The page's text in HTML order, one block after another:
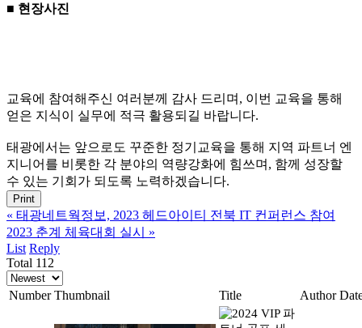
■ 현장사진
교육에 참여해주신 여러분께 감사 드리며, 이번 교육을 통해
얻은 지식이 실무에 적극 활용되길 바랍니다.
태광에서는 앞으로도 꾸준한 정기교육을 통해 지역 파트너 엔
지니어를 비롯한 각 분야의 역량강화에 힘쓰며, 함께 성장할
수 있는 기회가 되도록 노력하겠습니다.
Print
« 태광네트웍정보, 2023 헤드아이티 전북 IT 컨퍼런스 참여
2023 춘계 체육대회 실시
»
List Reply
Total 112
Number Thumbnail Title Author